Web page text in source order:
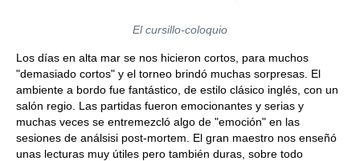
El cursillo-coloquio
Los días en alta mar se nos hicieron cortos, para muchos
"demasiado cortos" y el torneo brindó muchas sorpresas. El
ambiente a bordo fue fantástico, de estilo clásico inglés, con un
salón regio. Las partidas fueron emocionantes y serias y
muchas veces se entremezcló algo de "emoción" en las
sesiones de análsisi post-mortem. El gran maestro nos enseñó
unas lecturas muy útiles pero también duras, sobre todo